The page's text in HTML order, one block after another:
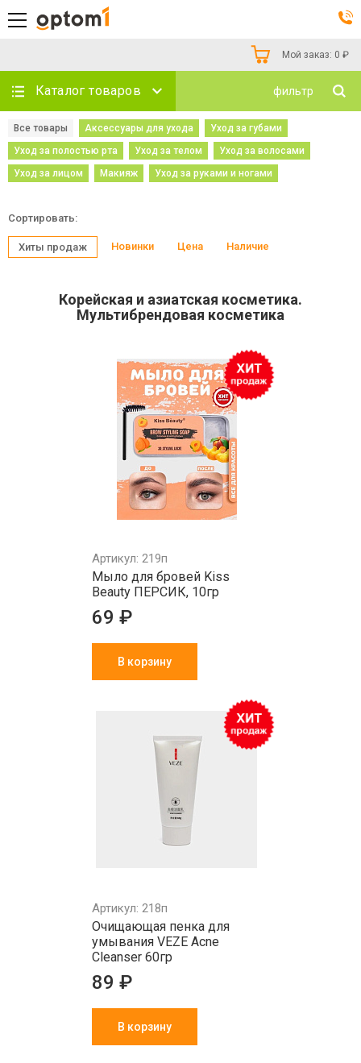
Мой заказ: 0 ₽
Каталог товаров фильтр
Все товары Аксессуары для ухода
Уход за губами
Уход за полостью рта
Уход за телом
Уход за волосами
Уход за лицом
Макияж Уход за руками и ногами
Сортировать:
Хиты продаж Новинки Цена Наличие
Корейская и азиатская косметика.
Мультибрендовая косметика
Артикул: 219п
Мыло для бровей Kiss
Beauty ПЕРСИК, 10гр
69 ₽
В корзину
Артикул: 218п
Очищающая пенка для
умывания VEZE Acne
Cleanser 60гр
89 ₽
В корзину